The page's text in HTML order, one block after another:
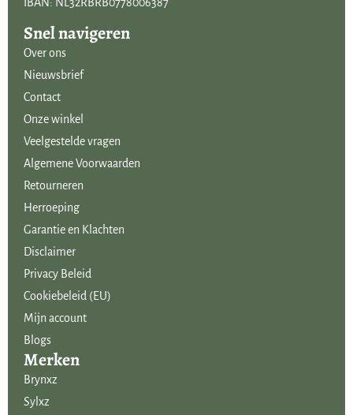
Snel navigeren
Over ons
Nieuwsbrief
Contact
Onze winkel
Veelgestelde vragen
Algemene Voorwaarden
Retourneren
Herroeping
Garantie en Klachten
Disclaimer
Privacy Beleid
Cookiebeleid (EU)
Mijn account
Blogs
Merken
Brynxz
Sylxz